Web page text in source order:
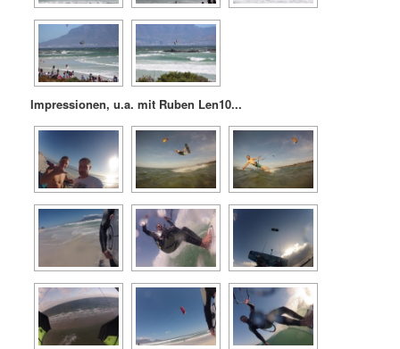
Impressionen, u.a. mit Ruben Len10...